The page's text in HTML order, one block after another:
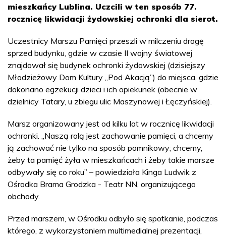
mieszkańcy Lublina. Uczcili w ten sposób 77.
rocznicę likwidacji żydowskiej ochronki dla sierot.
Uczestnicy Marszu Pamięci przeszli w milczeniu drogę
sprzed budynku, gdzie w czasie II wojny światowej
znajdował się budynek ochronki żydowskiej (dzisiejszy
Młodzieżowy Dom Kultury „Pod Akacją”) do miejsca, gdzie
dokonano egzekucji dzieci i ich opiekunek (obecnie w
dzielnicy Tatary, u zbiegu ulic Maszynowej i Łęczyńskiej).
Marsz organizowany jest od kilku lat w rocznicę likwidacji
ochronki. „Naszą rolą jest zachowanie pamięci, a chcemy
ją zachować nie tylko na sposób pomnikowy; chcemy,
żeby ta pamięć żyła w mieszkańcach i żeby takie marsze
odbywały się co roku” – powiedziała Kinga Ludwik z
Ośrodka Brama Grodzka - Teatr NN, organizującego
obchody.
Przed marszem, w Ośrodku odbyło się spotkanie, podczas
którego, z wykorzystaniem multimedialnej prezentacji,